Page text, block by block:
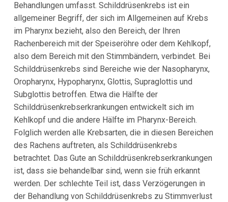
Behandlungen umfasst. Schilddrüsenkrebs ist ein
allgemeiner Begriff, der sich im Allgemeinen auf Krebs
im Pharynx bezieht, also den Bereich, der Ihren
Rachenbereich mit der Speiseröhre oder dem Kehlkopf,
also dem Bereich mit den Stimmbändern, verbindet. Bei
Schilddrüsenkrebs sind Bereiche wie der Nasopharynx,
Oropharynx, Hypopharynx, Glottis, Supraglottis und
Subglottis betroffen. Etwa die Hälfte der
Schilddrüsenkrebserkrankungen entwickelt sich im
Kehlkopf und die andere Hälfte im Pharynx-Bereich.
Folglich werden alle Krebsarten, die in diesen Bereichen
des Rachens auftreten, als Schilddrüsenkrebs
betrachtet. Das Gute an Schilddrüsenkrebserkrankungen
ist, dass sie behandelbar sind, wenn sie früh erkannt
werden. Der schlechte Teil ist, dass Verzögerungen in
der Behandlung von Schilddrüsenkrebs zu Stimmverlust